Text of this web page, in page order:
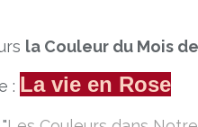
la Couleur du Mois
: La vie en Rose